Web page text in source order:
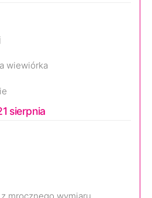
wiewiórka
sierpnia